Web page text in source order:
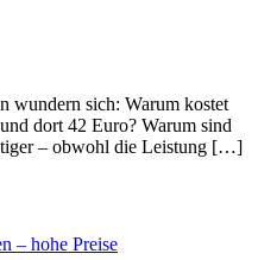
wundern sich: Warum kostet
dort 42 Euro? Warum sind
– obwohl die Leistung […]